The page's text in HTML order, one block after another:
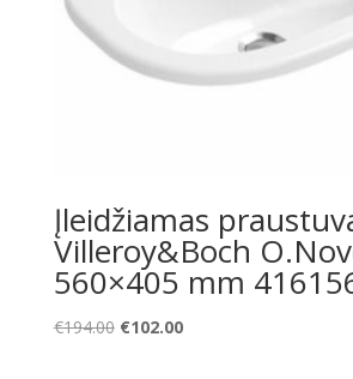
Įleidžiamas
Villeroy&Boch
560×405 mm
€194.00 Original
€102.00Current